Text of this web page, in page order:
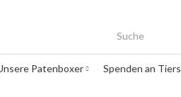
Search for:
Patenboxer Spenden an